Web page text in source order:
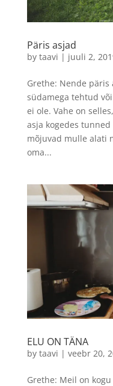
Päris asjad
by taavi | juuli 2,
Grethe: Nende päris
südamega tehtud
ei ole. Vahe on
asja kogedes
mõjuvad mulle alati
oma...
ELU ON TÄNA
by taavi | veebr 20,
Grethe: Meil on